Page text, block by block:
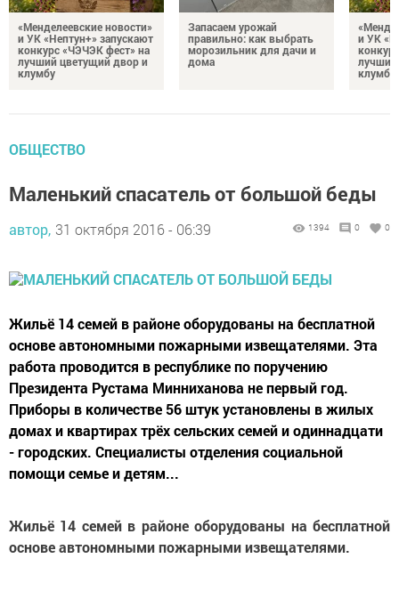
«Менделеевские новости»
и УК «Нептун+» запускают
конкурс «ЧЭЧЭК фест» на
лучший цветущий двор и
клумбу
Запасаем урожай
правильно: как выбрать
морозильник для дачи и
дома
и УК
лучший
клумбу
ОБЩЕСТВО
Маленький спасатель от большой беды
автор, 31 октября 2016 - 06:39 1394 0 0
Жильё 14 семей в районе оборудованы на бесплатной
основе автономными пожарными извещателями. Эта
работа проводится в республике по поручению
Президента Рустама Минниханова не первый год.
Приборы в количестве 56 штук установлены в жилых
домах и квартирах трёх сельских семей и одиннадцати
- городских. Специалисты отделения социальной
помощи семье и детям...
Жильё 14 семей в районе оборудованы на бесплатной
основе автономными пожарными извещателями.